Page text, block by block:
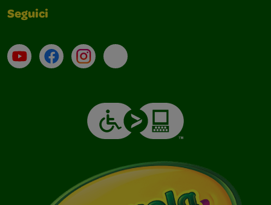
Seguici
Su YouTube
ContattiProfilo Instagram
Email